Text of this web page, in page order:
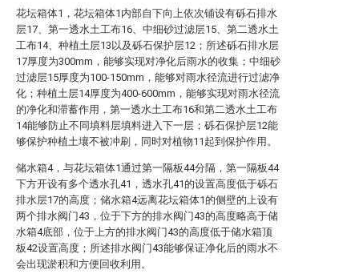
花坛箱体1，花坛箱体1内部自下向上依次铺设有砾石排水
层17、第一透水土工布16、中细砂过滤层15、第二透水土
工布14、种植土层13以及砾石保护层12；所述砾石排水层
17厚度为300mm，能够实现对净化后雨水的收集；中细砂
过滤层15厚度为100-150mm，能够对雨水径流进行过滤净
化；种植土层14厚度为400-600mm，能够实现对雨水径流
的净化和滞蓄作用，第一透水土工布16和第二透水土工布
14能够防止不同填料层填料进入下一层；砾石保护层12能
够保护种植土壤不被冲刷，同时对植物11起到保护作用。
储水箱4，与花坛箱体1通过第一隔板44分隔，第一隔板44
下方开设有多个透水孔41，透水孔41的设置高度低于砾石
排水层17的高度；储水箱4远离花坛箱体1的侧壁的上设有
两个排水阀门43，位于下方的排水阀门43的高度略高于储
水箱4底部，位于上方的排水阀门43的高度低于储水箱顶
板42设置高度；所述排水阀门43能够保证净化后的雨水不
会出现淤积和方便回收利用。